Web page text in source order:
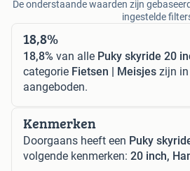
De onderstaande waarden zijn
ingestelde
18,8%
18,8% van alle Puky skyride 20
categorie Fietsen | Meisjes zijn
aangeboden.
Kenmerken
Doorgaans heeft een Puky
volgende kenmerken: 20 inch,